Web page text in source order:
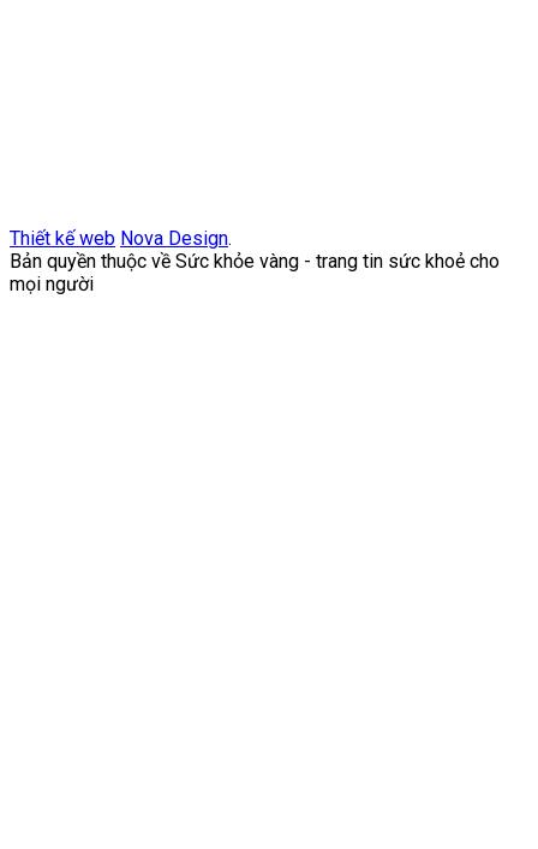
Thiết kế web Nova Design.
Bản quyền thuộc về Sức khỏe vàng - trang tin sức khoẻ cho
mọi người